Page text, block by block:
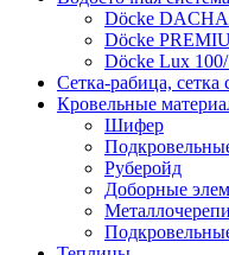
Döсkе DACHA
Döcke
Döсkе Luх
Сетка-рабица, сетка
Кровельные
Шифер
Руберойд
Доборные